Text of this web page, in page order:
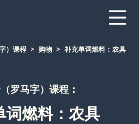
）课程 购物 补充单词燃料：农具
罗马字）课程：
词燃料：农具